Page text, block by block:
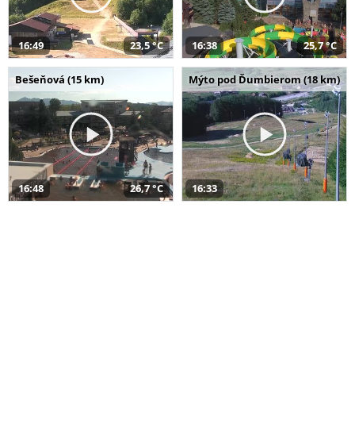
16:49 23,5 °C 16:38 25,7 °C
Bešeňová (15 km)
16:48 26,7 °C
Mýto pod Ďumbierom (18 km)
16:33